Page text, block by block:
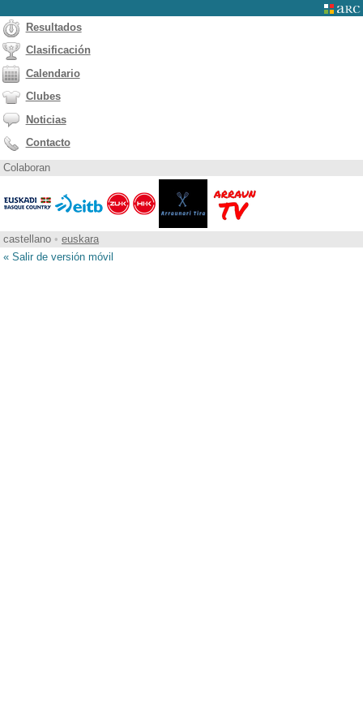
Resultados
Clasificación
Calendario
Clubes
Noticias
Contacto
Colaboran
castellano • euskara
« Salir de versión móvil